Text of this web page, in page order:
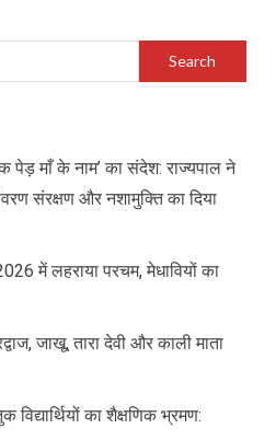
पेड़ माँ के नाम’ का संदेश: राज्यपाल ने
संरक्षण और नशामुक्ति का दिया
में लहराया परचम, मेधावियों का
जाखू, तारा देवी और काली माता
विद्यार्थियों का शैक्षणिक भ्रमण: